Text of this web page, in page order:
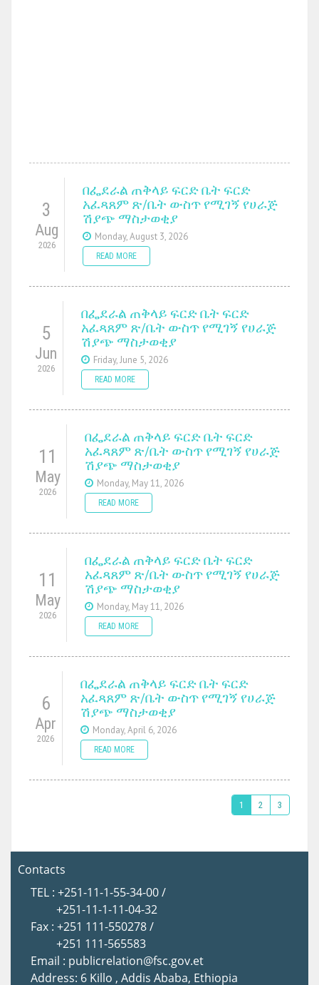
3
Aug
2026
በፌደራል ጠቅላይ ፍርድ ቤት ፍርድ
አፈጻጸም ጽ/ቤት ውስጥ የሚገኝ የሀራጅ
ሽያጭ ማስታወቂያ
Monday, August 3, 2026
READ MORE
5
Jun
2026
በፌደራል ጠቅላይ ፍርድ ቤት ፍርድ
አፈጻጸም ጽ/ቤት ውስጥ የሚገኝ የሀራጅ
ሽያጭ ማስታወቂያ
Friday, June 5, 2026
READ MORE
11
May
2026
በፌደራል ጠቅላይ ፍርድ ቤት ፍርድ
አፈጻጸም ጽ/ቤት ውስጥ የሚገኝ የሀራጅ
ሽያጭ ማስታወቂያ
Monday, May 11, 2026
READ MORE
11
May
2026
በፌደራል ጠቅላይ ፍርድ ቤት ፍርድ
አፈጻጸም ጽ/ቤት ውስጥ የሚገኝ የሀራጅ
ሽያጭ ማስታወቂያ
Monday, May 11, 2026
READ MORE
6
Apr
2026
በፌደራል ጠቅላይ ፍርድ ቤት ፍርድ
አፈጻጸም ጽ/ቤት ውስጥ የሚገኝ የሀራጅ
ሽያጭ ማስታወቂያ
Monday, April 6, 2026
READ MORE
1 2 3
Contacts
TEL : +251-11-1-55-34-00 /
+251-11-1-11-04-32
Fax : +251 111-550278 /
+251 111-565583
Email : publicrelation@fsc.gov.et
Address: 6 Killo , Addis Ababa, Ethiopia